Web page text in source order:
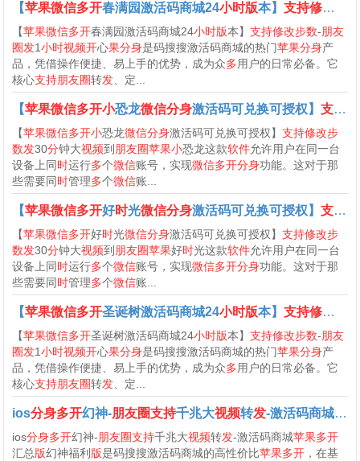
【苹果微信多开春满园激活码商城24小时版本】支持修改步数
【苹果微信多开春满园激活码商城24小时版本】支持修改步数-朋友
圈发1小时视频开心果分身是码搜搜激活码商城的热门苹果分身产
品，凭借操作便捷、易上手的优势，成为众多用户的日常必备。它
核心支持朋友圈转发 、定...
【苹果微信多开小恐龙微信分身激活码可兑换可授权】支持修改步数发
【苹果微信多开小恐龙微信分身激活码可兑换可授权】支持修改步
数发30分钟大视频到 朋友圈苹果小恐龙这款软件允许用户在同一台
设备上同时运行多个微信账号，实现微信多开分身功能。这对于那
些需要同时管理多个微信账...
【苹果微信多开好时光微信分身激活码可兑换可授权】支持修改步数发
【苹果微信多开好时光微信分身激活码可兑换可授权】支持修改步
数发30分钟大视频到 朋友圈苹果好时光这款软件允许用户在同一台
设备上同时运行多个微信账号，实现微信多开分身功能。这对于那
些需要同时管理多个微信账...
【苹果微信多开圣诞树激活码商城24小时版本】支持修改步数
【苹果微信多开圣诞树激活码商城24小时版本】支持修改步数-朋友
圈发1小时视频开心果分身是码搜搜激活码商城的热门苹果分身产
品，凭借操作便捷、易上手的优势，成为众多用户的日常必备。它
核心支持朋友圈转发 、定...
ios分身多开幻神-朋友圈支持千兆大视频转发-激活码商城苹
ios分身多开幻神-朋友圈支持千兆大视频转发-激活码商城苹果多开
汇总版幻神福利 版是码搜搜激活码商城的高性价比苹果多开 ，在基